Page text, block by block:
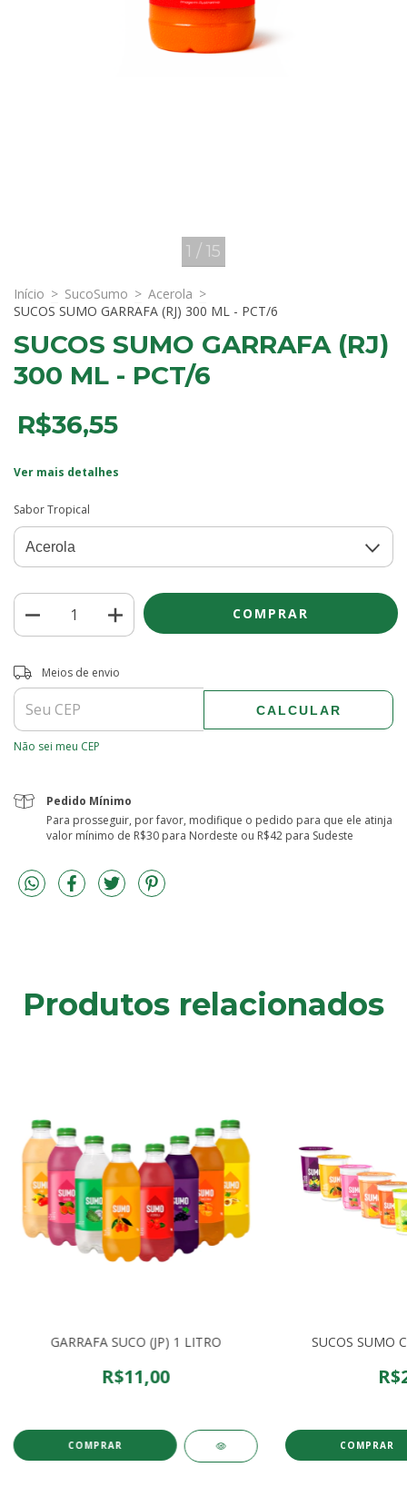
1 / 15
Início > SucoSumo > Acerola >
SUCOS SUMO GARRAFA (RJ) 300 ML - PCT/6
SUCOS SUMO GARRAFA (RJ)
300 ML - PCT/6
R$36,55
Ver mais detalhes
Sabor Tropical
Entregas para o CEP:
Meios de envio
CALCULAR
Não sei meu CEP
Pedido Mínimo
Para prosseguir, por favor, modifique o pedido para que ele atinja
valor mínimo de R$30 para Nordeste ou R$42 para Sudeste
Produtos relacionados
GARRAFA SUCO (JP) 1 LITRO
R$11,00
COMPRAR
SUCOS SUMO
COMPRAR